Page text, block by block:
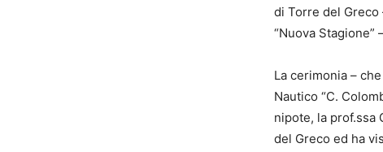
di Torre del Greco
“Nuova Stagione”
La cerimonia –
Nautico “C.
nipote, la prof.ssa
del Greco ed ha